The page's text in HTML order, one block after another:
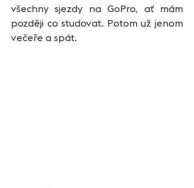
všechny sjezdy na GoPro, ať mám
později co studovat. Potom už jenom
večeře a spát.